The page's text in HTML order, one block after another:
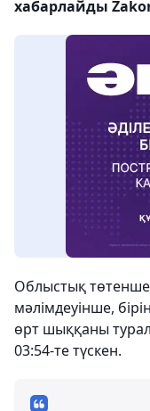
хабарлайды
Облыстық төтенше
мәлімдеуінше,
өрт шыққаны
03:54-те түскен.